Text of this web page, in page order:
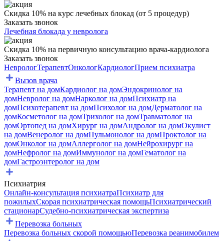
Скидка 10% на курс лечебных блокад (от 5 процедур)
Заказать звонок
Лечебная блокада у невролога
Скидка 10% на первичную консультацию врача-кардиолога
Заказать звонок
НеврологТерапевтОнкологКардиологПрием психиатра
Вызов врача
Терапевт на домКардиолог на домЭндокринолог на
домНевролог на домНарколог на домПсихиатр на
домПсихотерапевт на домПсихолог на домДерматолог на
домКосметолог на домТрихолог на домТравматолог на
домОртопед на домХирург на домАндролог на домОкулист
на домВенеролог на домПульмонолог на домПроктолог на
домОнколог на домАллерголог на домНейрохирург на
домНефролог на домИммунолог на домГематолог на
домГастроэнтеролог на дом
Психиатрия
Онлайн-консультация психиатраПсихиатр для
пожилыхСкорая психиатрическая помощьПсихиатрический
стационарСудебно-психиатрическая экспертиза
Перевозка больных
Перевозка больных скорой помощьюПеревозка реанимобилем